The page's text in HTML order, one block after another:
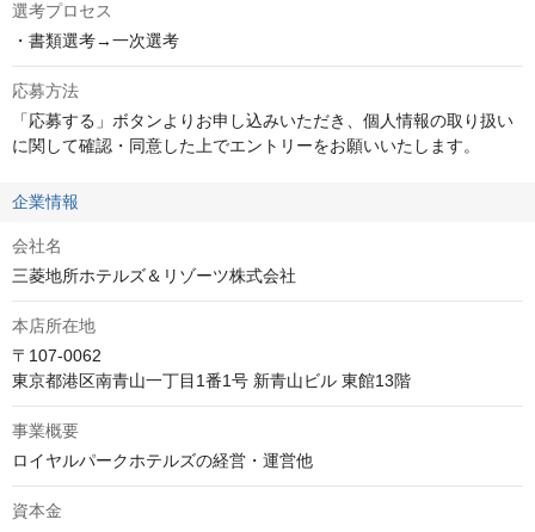
選考プロセス
・書類選考→一次選考
応募方法
「応募する」ボタンよりお申し込みいただき、個人情報の取り扱い
に関して確認・同意した上でエントリーをお願いいたします。
企業情報
会社名
三菱地所ホテルズ＆リゾーツ株式会社
本店所在地
〒107-0062
東京都港区南青山一丁目1番1号 新青山ビル 東館13階
事業概要
ロイヤルパークホテルズの経営・運営他
資本金